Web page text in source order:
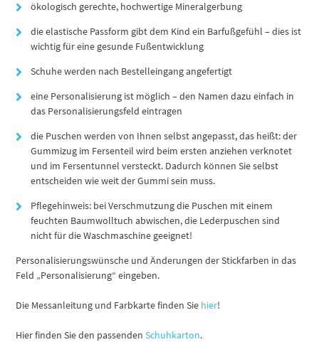
ökologisch gerechte, hochwertige Mineralgerbung
die elastische Passform gibt dem Kind ein Barfußgefühl – dies ist
wichtig für eine gesunde Fußentwicklung
Schuhe werden nach Bestelleingang angefertigt
eine Personalisierung ist möglich – den Namen dazu einfach in
das Personalisierungsfeld eintragen
die Puschen werden von Ihnen selbst angepasst, das heißt: der
Gummizug im Fersenteil wird beim ersten anziehen verknotet
und im Fersentunnel versteckt. Dadurch können Sie selbst
entscheiden wie weit der Gummi sein muss.
Pflegehinweis: bei Verschmutzung die Puschen mit einem
feuchten Baumwolltuch abwischen, die Lederpuschen sind
nicht für die Waschmaschine geeignet!
Personalisierungswünsche und Änderungen der Stickfarben in das
Feld „Personalisierung“ eingeben.
Die Messanleitung und Farbkarte finden Sie hier!
Hier finden Sie den passendenSchuhkarton.